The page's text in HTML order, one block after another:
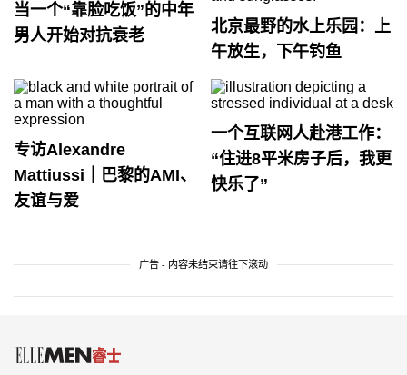
当一个“靠脸吃饭”的中年
男人开始对抗衰老
北京最野的水上乐园：上
午放生，下午钓鱼
专访Alexandre
Mattiussi｜巴黎的AMI、
友谊与爱
一个互联网人赴港工作：
“住进8平米房子后，我更
快乐了”
广告 - 内容未结束请往下滚动